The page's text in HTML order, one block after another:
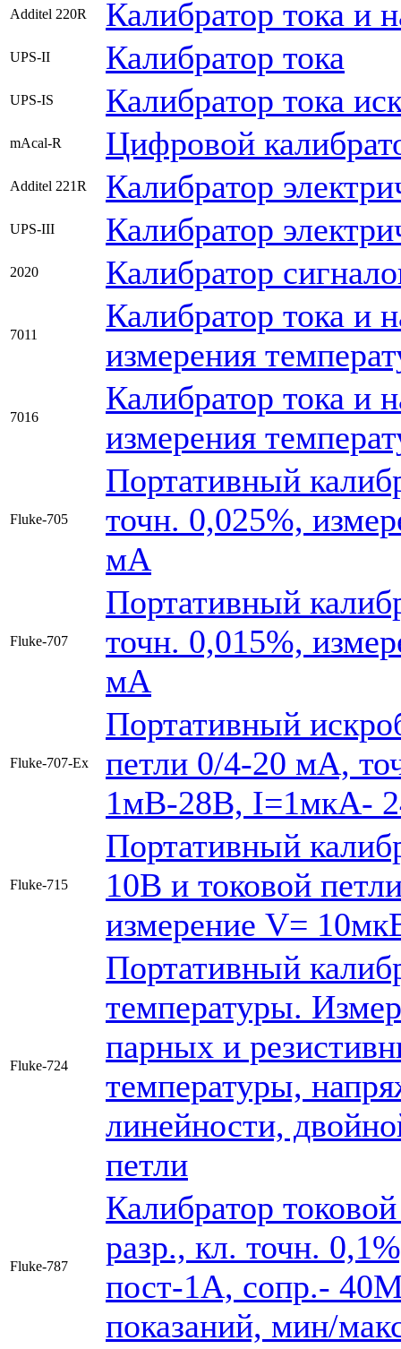
Additel 220R Калибратор тока и
UPS-II Калибратор тока
UPS-IS Калибратор тока
mAcal-R Цифровой
Additel 221R Калибратор
UPS-III Калибратор
2020 Калибратор
7011
Калибратор тока и
измерения
7016
Калибратор тока и
измерения
Fluke-705
Портативный
точн. 0,025%,
мА
Fluke-707
Портативный
точн. 0,015%,
мА
Fluke-707-Ex
Портативный
петли 0/4-20 мА,
1мВ-28В, I=1мкА-
Fluke-715
Портативный
10В и токовой
измерение V=
Fluke-724
Портативный
температуры.
парных и
температуры,
линейности,
петли
Fluke-787
Калибратор
разр., кл. точн.
пост-1А, сопр.-
показаний, мин/